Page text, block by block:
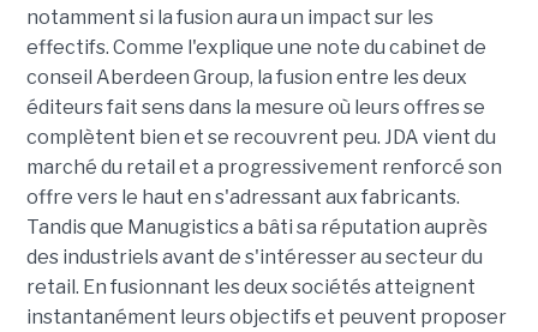
notamment si la fusion aura un impact sur les
effectifs. Comme l'explique une note du cabinet de
conseil Aberdeen Group, la fusion entre les deux
éditeurs fait sens dans la mesure où leurs offres se
complètent bien et se recouvrent peu. JDA vient du
marché du retail et a progressivement renforcé son
offre vers le haut en s'adressant aux fabricants.
Tandis que Manugistics a bâti sa réputation auprès
des industriels avant de s'intéresser au secteur du
retail. En fusionnant les deux sociétés atteignent
instantanément leurs objectifs et peuvent proposer